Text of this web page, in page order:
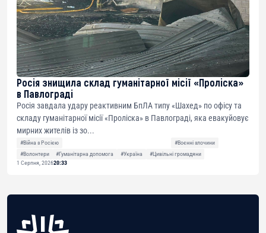
Росія знищила склад гуманітарної місії «Проліска»
в Павлограді
Росія завдала удару реактивним БпЛА типу «Шахед» по офісу та
складу гуманітарної місії «Проліска» в Павлограді, яка евакуйовує
мирних жителів із зо...
#Війна з Росією
#Воєнні злочини
#Волонтери
#Гуманітарна допомога #Україна
#Цивільні громадяни
1 Серпня, 202620:33